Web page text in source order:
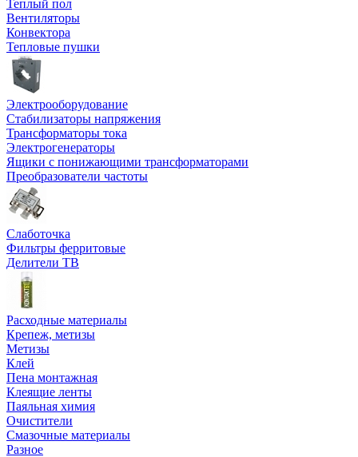
Теплый пол
Вентиляторы
Конвектора
Тепловые пушки
Электрооборудование
Стабилизаторы напряжения
Трансформаторы тока
Электрогенераторы
Ящики с понижающими трансформаторами
Преобразователи частоты
Слаботочка
Фильтры ферритовые
Делители ТВ
Расходные материалы
Крепеж, метизы
Метизы
Клей
Пена монтажная
Клеящие ленты
Паяльная химия
Очистители
Смазочные материалы
Разное